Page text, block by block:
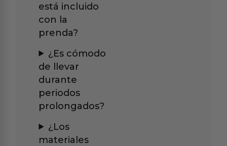
está incluido
con la
prenda?
¿Es cómodo
de llevar
durante
periodos
prolongados?
¿Los
materiales